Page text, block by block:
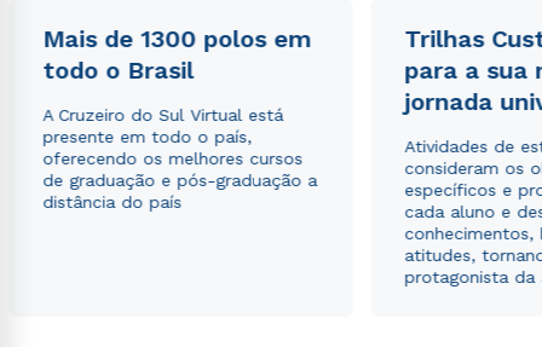
Mais de 1300 polos em
todo o Brasil
A Cruzeiro do Sul Virtual está
presente em todo o país,
oferecendo os melhores cursos
de graduação e pós-graduação a
distância do país
Trilhas
para a sua
jornada
Atividades de
consideram os
específicos e
cada aluno e
conhecimentos,
atitudes,
protagonista da